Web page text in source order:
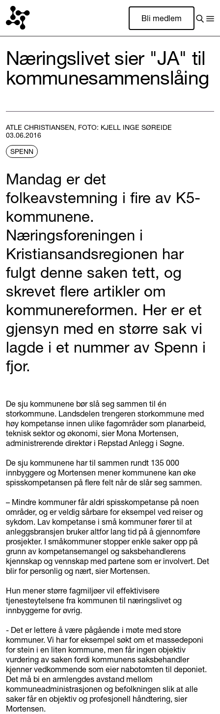
Bli medlem
Næringslivet sier "JA" til
kommunesammenslåing
ATLE CHRISTIANSEN, FOTO: KJELL INGE SØREIDE
03.06.2016
SPENN
Mandag er det
folkeavstemning i fire av K5-
kommunene.
Næringsforeningen i
Kristiansandsregionen har
fulgt denne saken tett, og
skrevet flere artikler om
kommunereformen. Her er et
gjensyn med en større sak vi
lagde i et nummer av Spenn i
fjor.
De sju kommunene bør slå seg sammen til én
storkommune. Landsdelen trengeren storkommune med
høy kompetanse innen ulike fagområder som planarbeid,
teknisk sektor og økonomi, sier Mona Mortensen,
administrerende direktør i Repstad Anlegg i Søgne.
De sju kommunene har til sammen rundt 135 000
innbyggere og Mortensen mener kommunene kan øke
spisskompetansen på flere felt når de slår seg sammen.
– Mindre kommuner får aldri spisskompetanse på noen
områder, og er veldig sårbare for eksempel ved reiser og
sykdom. Lav kompetanse i små kommuner fører til at
anleggsbransjen bruker altfor lang tid på å gjennomføre
prosjekter. I småkommuner stopper enkle saker opp på
grunn av kompetansemangel og saksbehandlerens
kjennskap og vennskap med partene som er involvert. Det
blir for personlig og nært, sier Mortensen.
Hun mener større fagmiljøer vil effektivisere
tjenesteytelsene fra kommunen til næringslivet og
innbyggerne for øvrig.
- Det er lettere å være pågående i møte med store
kommuner. Vi har for eksempel søkt om et massedeponi
for stein i en liten kommune, men får ingen objektiv
vurdering av saken fordi kommunens saksbehandler
kjenner vedkommende som eier nabotomten til deponiet.
Det må bi en armlengdes avstand mellom
kommuneadministrasjonen og befolkningen slik at alle
saker får en objektiv og profesjonell håndtering, sier
Mortensen.